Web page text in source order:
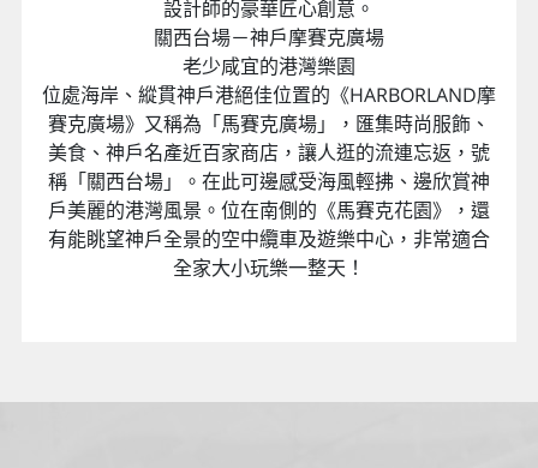
感，僅此一家，別無分號！這裡也販售「京都限定」
的星巴克各種城市杯，有星巴克杯子收集嗜好的人千
萬不能錯過！
神戶歐風北野異人區
徜徉神戶異國建築風情
1867年神戶開港後，許多外國人群聚於北野地區，建
造許多西式建築，之後這裡便被稱為《北野異人
區》。《自費－萌黃之館》當時為美國總領事的邸
宅，建成於1903年，是外牆以木板作為紋路裝飾的木
關西台場－神戶摩賽克廣場